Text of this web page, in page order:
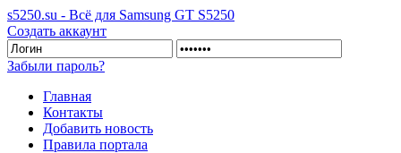
s5250.su - Всё для Samsung GT S5250
Создать аккаунт
Забыли пароль?
Главная
Контакты
Добавить новость
Правила портала